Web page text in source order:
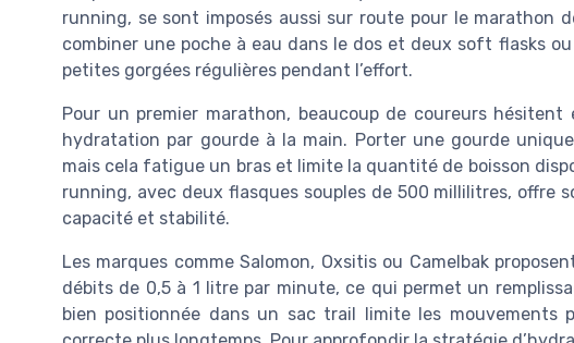
running, se sont imposés aussi sur route pour le marathon
combiner une poche à eau dans le dos et deux soft flasks
petites gorgées régulières pendant l’effort.
Pour un premier marathon, beaucoup de coureurs
hydratation par gourde à la main. Porter une gourde
mais cela fatigue un bras et limite la quantité de boisson
running, avec deux flasques souples de 500 millilitres, offre
capacité et stabilité.
Les marques comme Salomon, Oxsitis ou Camelbak
débits de 0,5 à 1 litre par minute, ce qui permet un
bien positionnée dans un sac trail limite les mouvements